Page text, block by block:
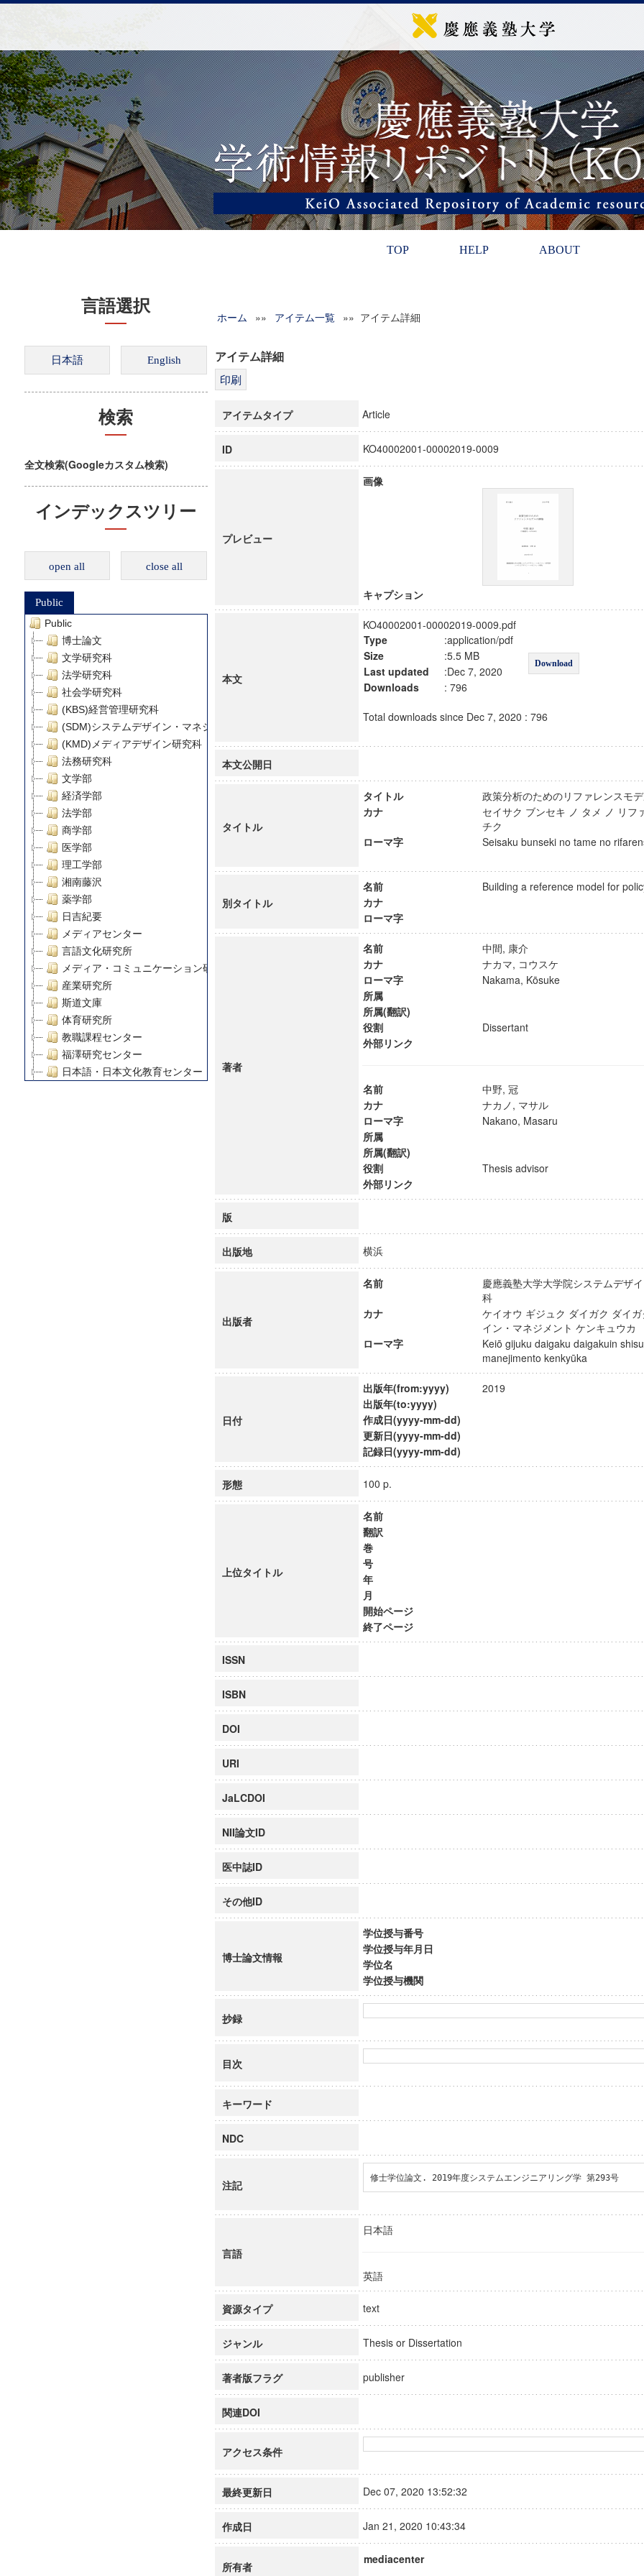
TOP HELP ABOUT
言語選択
検索
全文検索(Googleカスタム検索)
インデックスツリー
open all close all
Public
Public
博士論文
文学研究科
法学研究科
社会学研究科
(KBS)経営管理研究科
(SDM)システムデザイン・マネジメント研究科
(KMD)メディアデザイン研究科
法務研究科
文学部
経済学部
法学部
商学部
医学部
理工学部
湘南藤沢
薬学部
日吉紀要
メディアセンター
言語文化研究所
メディア・コミュニケーション研究所
産業研究所
斯道文庫
体育研究所
教職課程センター
福澤研究センター
日本語・日本文化教育センター
博士課程教育リーディングプログラム「超成熟社会発展のサイエンス」
ホーム »» アイテム一覧 »» アイテム詳細
アイテム詳細
アイテムタイプ Article
ID KO40002001-00002019-0009
プレビュー
画像
キャプション
本文
KO40002001-00002019-0009.pdf
Type
:application/pdf
Download
Size
:5.5 MB
Last updated
:Dec 7, 2020
Downloads
: 796
Total downloads since Dec 7, 2020 : 796
本文公開日
タイトル
タイトル
政策分析のためのリファレンスモ
カナ
セイサク ブンセキ ノ タメ ノ リフ
チク
ローマ字
Seisaku bunseki no tame no
別タイトル
名前
Building a reference model for
カナ
ローマ字
著者
名前
中間, 康介
カナ
ナカマ, コウスケ
ローマ字
Nakama, Kōsuke
所属
所属(翻訳)
役割
Dissertant
外部リンク
名前
中野, 冠
カナ
ナカノ, マサル
ローマ字
Nakano, Masaru
所属
所属(翻訳)
役割
Thesis advisor
外部リンク
版
出版地 横浜
出版者
名前
慶應義塾大学大学院システムデザ
科
カナ
ケイオウ ギジュク ダイガク ダイ
イン・マネジメント ケンキュウカ
ローマ字
Keiō gijuku daigaku daigakuin
manejimento kenkyūka
日付
出版年(from:yyyy)
2019
出版年(to:yyyy)
作成日(yyyy-mm-dd)
更新日(yyyy-mm-dd)
記録日(yyyy-mm-dd)
形態 100 p.
上位タイトル
名前
翻訳
巻
号
年
月
開始ページ
終了ページ
ISSN
ISBN
DOI
URI
JaLCDOI
NII論文ID
医中誌ID
その他ID
博士論文情報
学位授与番号
学位授与年月日
学位名
学位授与機関
抄録
目次
キーワード
NDC
注記
修士学位論文. 2019年度システムエンジニアリング学 第293号
言語
日本語
英語
資源タイプ text
ジャンル Thesis or Dissertation
著者版フラグ publisher
関連DOI
アクセス条件
最終更新日 Dec 07, 2020 13:52:32
作成日 Jan 21, 2020 10:43:34
所有者
mediacenter